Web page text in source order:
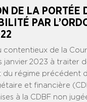
DE LA PORTÉE
PAR
contentieux de la
janvier 2023 à traiter
du régime précédent
et financière
à la CDBF non